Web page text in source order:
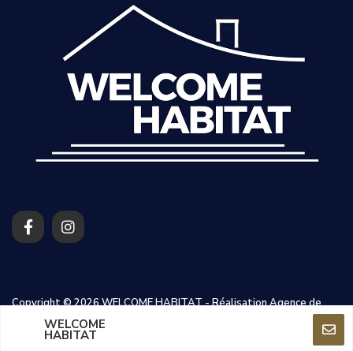
Copyright © 2026 WELCOME HABITAT -Réalisation Agence de
communication Perpignan
WELCOME
HABITAT